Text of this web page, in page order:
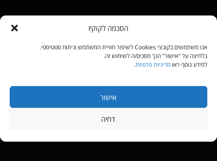
הסכמה לקוקיז
אנו משתמשים בקובצי Cookies לשיפור חוויית המשתמש וניתוח סטטיסטי.
בלחיצה על "אישור" הנך מסכים/ה לשימוש זה.
למידע נוסף ראומדיניות פרטיות.
אישור
דחיה